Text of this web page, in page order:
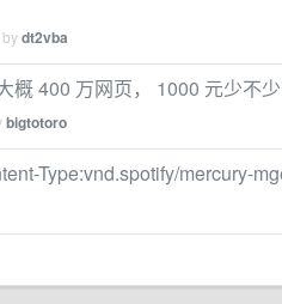
dt2vba
400 万网页， 1000 元少不少
bigtotoro
Type:vnd.spotify/mercury-